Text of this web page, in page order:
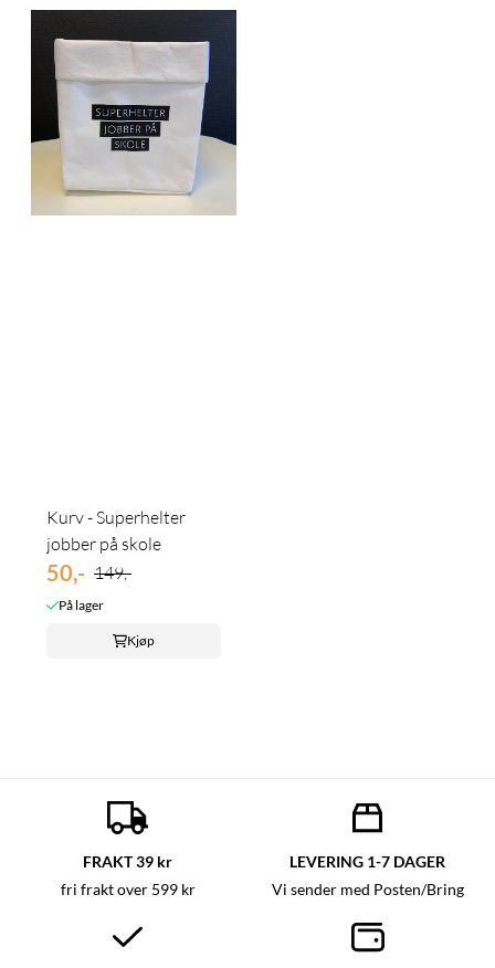
Kurv - Superhelter
jobber på skole
50,- 149,-
På lager
Kjøp
FRAKT 39 kr
fri frakt over 599 kr
LEVERING 1-7 DAGER
Vi sender med Posten/Bring